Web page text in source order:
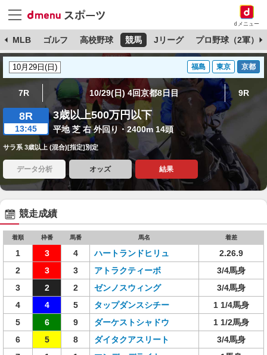
dメニュー
MLB ゴルフ 高校野球 競馬 Jリーグ プロ野球（2軍）
福島 東京 京都
7R 10/29(日) 4回京都8日目 9R
8R
13:45
3歳以上500万円以下
平地 芝 右 外回り・2400m 14頭
サラ系 3歳以上 (混合)[指定]別定
データ分析 オッズ 結果
競走成績
着順 枠番 馬番 馬名 着差
1 3 4 ハートランドヒリュ
2.26.9
2
3 3 アトラクティーボ
3/4馬身
3
2 2 ゼンノスウィング
3/4馬身
4
4 5 タップダンスシチー
1 1/4馬身
5
6 9 ダーケストシャドウ
1 1/2馬身
6
5 8 ダイタクアスリート
3/4馬身